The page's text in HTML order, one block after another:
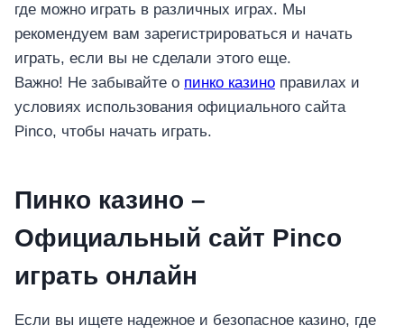
где можно играть в различных играх. Мы
рекомендуем вам зарегистрироваться и начать
играть, если вы не сделали этого еще.
Важно! Не забывайте о пинко казино правилах и
условиях использования официального сайта
Pinco, чтобы начать играть.
Пинко казино –
Официальный сайт Pinco
играть онлайн
Если вы ищете надежное и безопасное казино, где